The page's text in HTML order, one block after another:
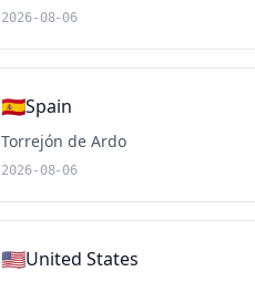
2026-08-06
🇪🇸Spain
Torrejón de Ardo
2026-08-06
🇺🇸United States